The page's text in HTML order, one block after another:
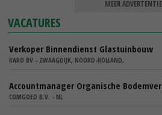
MEER
VACATURES
Verkoper Binnendienst Glastuinbouw
KARO BV - ZWAAGDIJK, NOORD-HOLLAND,
Accountmanager Organische
COMGOED B.V. - NL